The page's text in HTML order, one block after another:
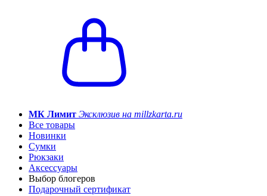
МК Лимит Эксклюзив на millzkarta.ru
Все товары
Новинки
Сумки
Рюкзаки
Аксессуары
Выбор блогеров
Подарочный сертификат